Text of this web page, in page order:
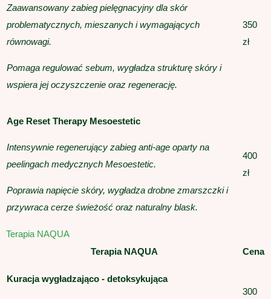
Zaawansowany zabieg pielęgnacyjny dla skór
problematycznych, mieszanych i wymagających
równowagi.
Pomaga regulować sebum, wygładza strukturę skóry i
wspiera jej oczyszczenie oraz regenerację.
350
zł
Age Reset Therapy Mesoestetic
Intensywnie regenerujący zabieg anti-age oparty na
peelingach medycznych Mesoestetic.
Poprawia napięcie skóry, wygładza drobne zmarszczki i
przywraca cerze świeżość oraz naturalny blask.
400
zł
Terapia NAQUA
Terapia NAQUA
Cena
Kuracja wygładzająco - detoksykująca
300